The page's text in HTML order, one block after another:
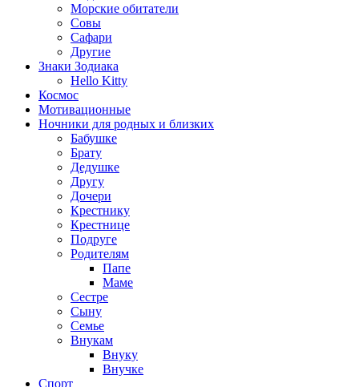
Морские обитатели
Совы
Сафари
Другие
Знаки Зодиака
Hello Kitty
Космос
Мотивационные
Ночники для родных и близких
Бабушке
Брату
Дедушке
Другу
Дочери
Крестнику
Крестнице
Подруге
Родителям
Папе
Маме
Сестре
Сыну
Семье
Внукам
Внуку
Внучке
Спорт